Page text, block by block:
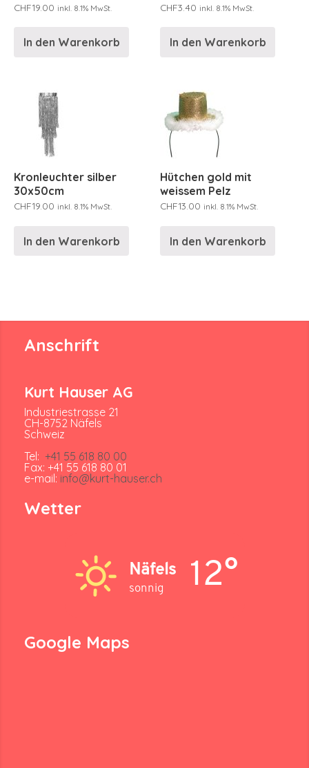
CHF19.00 inkl. 8.1% MwSt.
In den Warenkorb
CHF3.40 inkl. 8.1% MwSt.
In den Warenkorb
Kronleuchter silber
30x50cm
CHF19.00 inkl. 8.1% MwSt.
In den Warenkorb
Hütchen gold mit
weissem Pelz
CHF13.00 inkl. 8.1% MwSt.
In den Warenkorb
Anschrift
Kurt Hauser AG
Industriestrasse 21
CH-8752 Näfels
Schweiz
Tel: +41 55 618 80 00
Fax: +41 55 618 80 01
e-mail: info@kurt-hauser.ch
Wetter
Näfels
sonnig 12°
Google Maps